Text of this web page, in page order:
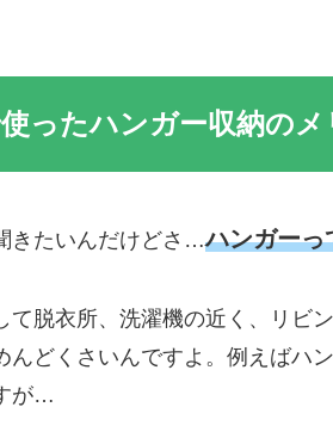
ったハンガー収納の
きたいんだけどさ…ハンガー
て脱衣所、洗濯機の近く、リビ
んどくさいんですよ。例えばハ
が…